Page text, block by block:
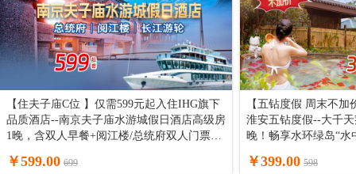
【住夫子庙C位 】仅需599元起入住IHG旗下
品质酒店--南京夫子庙水游城假日酒店高级房
1晚，含双人早餐+阅江楼/总统府双人门票或
￥599.00 699
【五钻度假 周末不加
淮安五钻度假--大千
晚！畅享水环绿岛“水
移步易景，可享温泉
￥399.00 598